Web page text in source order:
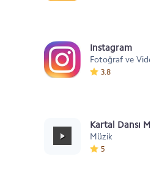
Instagram
Fotoğraf ve Video
3.8
Kartal Dansı
Müzik
5